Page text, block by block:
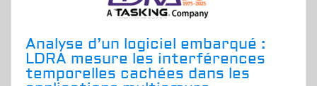
Analyse d’un logiciel embarqué :
LDRA mesure les interférences
temporelles cachées dans les